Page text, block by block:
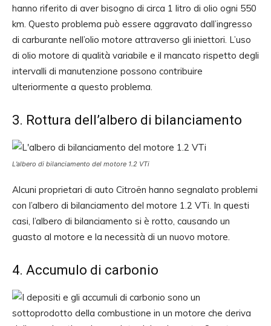
hanno riferito di aver bisogno di circa 1 litro di olio ogni 550
km. Questo problema può essere aggravato dall’ingresso
di carburante nell’olio motore attraverso gli iniettori. L’uso
di olio motore di qualità variabile e il mancato rispetto degli
intervalli di manutenzione possono contribuire
ulteriormente a questo problema.
3. Rottura dell’albero di bilanciamento
L’albero di bilanciamento del motore 1.2 VTi
Alcuni proprietari di auto Citroën hanno segnalato problemi
con l’albero di bilanciamento del motore 1.2 VTi. In questi
casi, l’albero di bilanciamento si è rotto, causando un
guasto al motore e la necessità di un nuovo motore.
4. Accumulo di carbonio